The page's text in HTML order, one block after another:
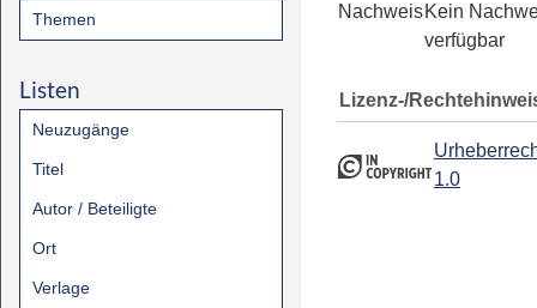
Themen
Listen
Neuzugänge
Titel
Autor / Beteiligte
Ort
Verlage
NachweisKein
verfügbar
Lizenz-/
1.0